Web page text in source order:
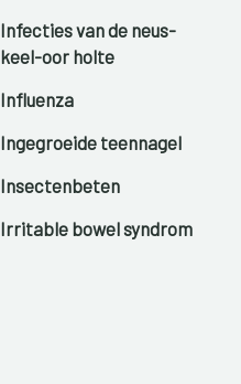
Infecties van de neus-
keel-oor holte
Influenza
Ingegroeide teennagel
Insectenbeten
Irritable bowel syndrom